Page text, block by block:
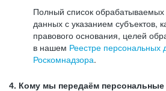
Полный список
данных с указанием субъектов,
правового основания, целей
в нашем Реестре персональных
Роскомнадзора.
4. Кому мы передаём